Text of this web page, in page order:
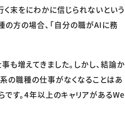
末をにわかに信じられないという
の方の場合、「自分の職がAIに務
も増えてきました。しかし、結論か
の職種の仕事がなくなることはあ
です。4年以上のキャリアがあるWe